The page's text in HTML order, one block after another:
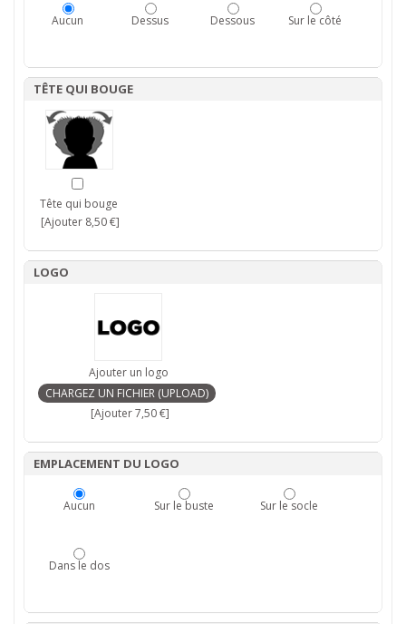
Aucun Dessus Dessous Sur le côté
TÊTE QUI BOUGE
Tête qui bouge
[Ajouter 8,50 €]
LOGO
Ajouter un logo
[Ajouter 7,50 €]
EMPLACEMENT DU LOGO
Aucun Sur le buste Sur le socle
Dans le dos